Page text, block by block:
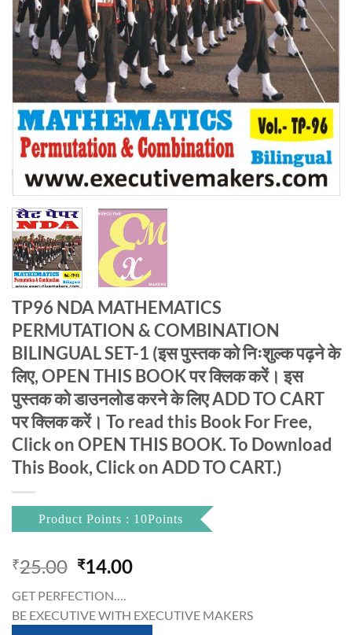
TP96 NDA MATHEMATICS
PERMUTATION & COMBINATION
BILINGUAL SET-1 (इस पुस्तक को निःशुल्क पढ़ने के
लिए, OPEN THIS BOOK पर क्लिक करें। इस
पुस्तक को डाउनलोड करने के लिए ADD TO CART
पर क्लिक करें। To read this Book For Free,
Click on OPEN THIS BOOK. To Download
This Book, Click on ADD TO CART.)
Product Points : 10Points
₹25.00 Original
was:
₹25.00.
₹14.00Current
₹14.00.
GET PERFECTION….
BE EXECUTIVE WITH EXECUTIVE MAKERS